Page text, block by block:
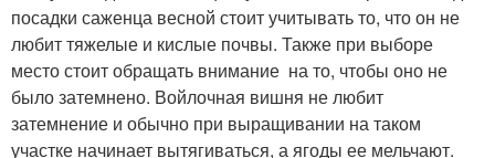
посадки саженца весной стоит учитывать то, что он не
любит тяжелые и кислые почвы. Также при выборе
место стоит обращать внимание на то, чтобы оно не
было затемнено. Войлочная вишня не любит
затемнение и обычно при выращивании на таком
участке начинает вытягиваться, а ягоды ее мельчают.